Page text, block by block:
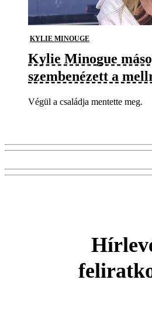
KYLIE MINOUGE
Kylie Minogue
szembenézett a
Végül a családja mentette meg.